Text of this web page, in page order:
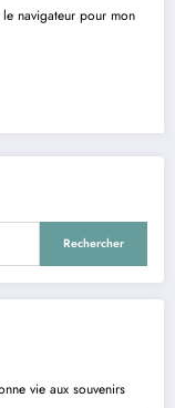
navigateur pour mon
Rechercher
vie aux souvenirs